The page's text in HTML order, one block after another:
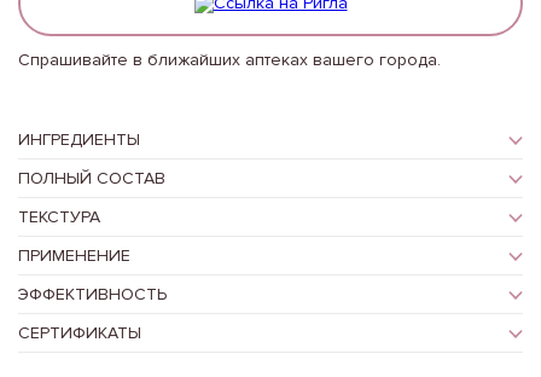
Спрашивайте в ближайших аптеках вашего города.
ИНГРЕДИЕНТЫ
ПОЛНЫЙ СОСТАВ
ТЕКСТУРА
ПРИМЕНЕНИЕ
ЭФФЕКТИВНОСТЬ
СЕРТИФИКАТЫ